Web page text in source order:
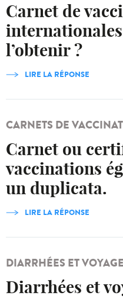
Carnet de
l’obtenir ?
LIRE LA RÉPONSE
CARNETS DE
Carnet ou
vaccinations
un duplicata.
LIRE LA RÉPONSE
DIARRHÉES ET VOYAGE
Diarrhées et